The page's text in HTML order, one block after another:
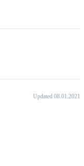
Updated 08.01.2021